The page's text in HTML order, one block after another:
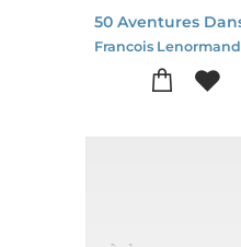
Francois Lenormand